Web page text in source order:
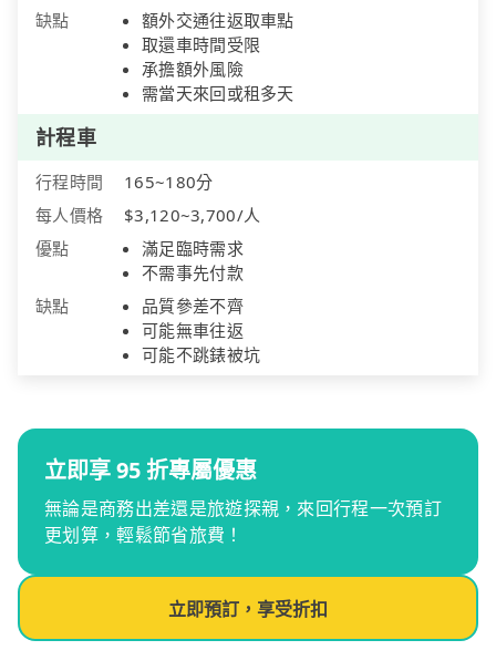
缺點
額外交通往返取車點
取還車時間受限
承擔額外風險
需當天來回或租多天
計程車
行程時間
165~180分
每人價格
$3,120~3,700/人
優點
滿足臨時需求
不需事先付款
缺點
品質參差不齊
可能無車往返
可能不跳錶被坑
立即享 95 折專屬優惠
無論是商務出差還是旅遊探親，來回行程一次預訂
更划算，輕鬆節省旅費！
立即預訂，享受折扣